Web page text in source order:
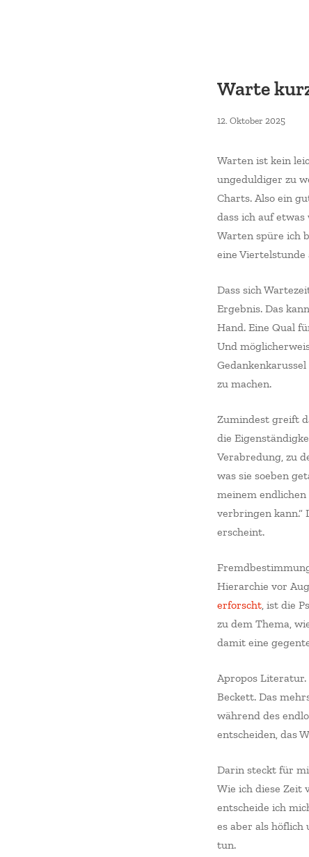
Warte
12. Oktober 2025
Warten ist kein
ungeduldiger zu
Charts. Also ein
dass ich auf
Warten spüre ich
eine Viertelstunde
Dass sich
Ergebnis. Das
Hand. Eine Qual
Und
zu machen.
Zumindest greift
die
Verabredung, zu
was sie soeben
meinem
verbringen
erscheint.
Hierarchie vor
erforscht, ist die
zu dem Thema,
damit eine
Apropos Literatur.
Beckett. Das
während des
entscheiden, das
Darin steckt für
Wie ich diese Zeit
entscheide ich
es aber als
tun.